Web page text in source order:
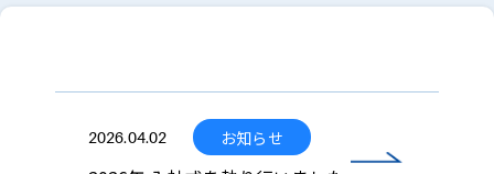
2026.04.02 お知らせ